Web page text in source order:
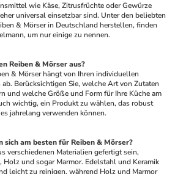
wie Käse, Zitrusfrüchte oder Gewürze
universal einsetzbar sind. Unter den beliebten
& Mörser in Deutschland herstellen, finden
um nur einige zu nennen.
Reiben & Mörser aus?
Berücksichtigen Sie, welche Art von Zutaten
und welche Größe und Form für Ihre Küche am
wichtig, ein Produkt zu wählen, das robust
jahrelang verwenden können.
sich am besten für Reiben & Mörser?
Holz und sogar Marmor. Edelstahl und Keramik
leicht zu reinigen, während Holz und Marmor